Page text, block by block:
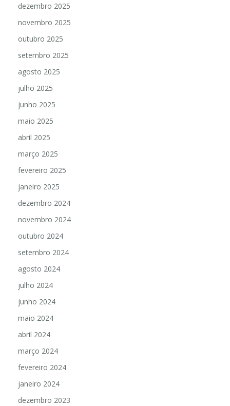
dezembro 2025
novembro 2025
outubro 2025
setembro 2025
agosto 2025
julho 2025
junho 2025
maio 2025
abril 2025
março 2025
fevereiro 2025
janeiro 2025
dezembro 2024
novembro 2024
outubro 2024
setembro 2024
agosto 2024
julho 2024
junho 2024
maio 2024
abril 2024
março 2024
fevereiro 2024
janeiro 2024
dezembro 2023